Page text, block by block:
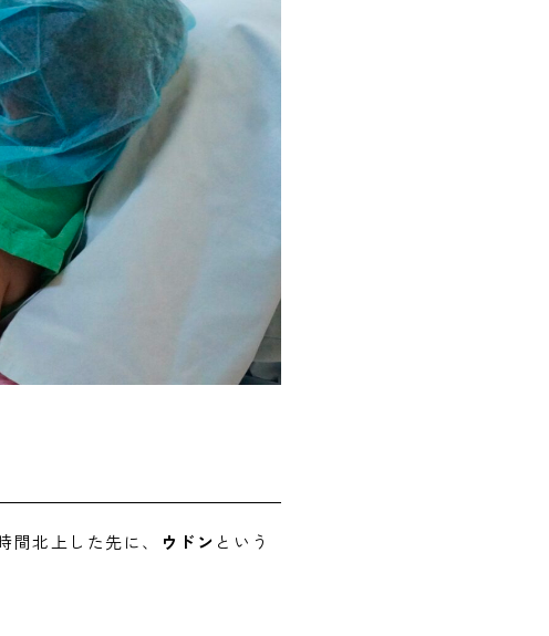
北上した先に、 ウドン という